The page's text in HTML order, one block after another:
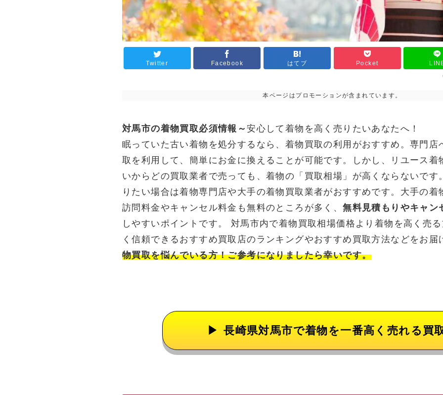
Twitter Facebook はてブ Pocket
本ページはプロモーションが含まれています。
対馬市の着物買取必須情報～安心して着物を高く売りたいあなたへ！
眠っていた古い着物を処分するなら、着物買取の利用がおすすめ。専門店
取を利用して、簡単にお金に換えることが可能です。しかし、リユース着
いからどの買取業者で売っても、着物の「買取相場」が高くならないです
りたい場合は着物専門店や大手の着物買取業者がおすすめです。大手の着
訪問料金やキャンセル料金も無料のところが多く、無料見積もりやキャン
しやすいポイントです。 対馬市内で着物買取相場価格より着物を高く売
く信頼できるおすすめ買取店のランキングやおすすめ買取方法などをお届
物買取を悩んでいる方！ご参考になりましたら幸いです。
長崎県対馬市で着物を一番高く売れる買